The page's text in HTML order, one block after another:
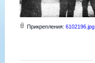
Прикрепления: 6102196.jpg